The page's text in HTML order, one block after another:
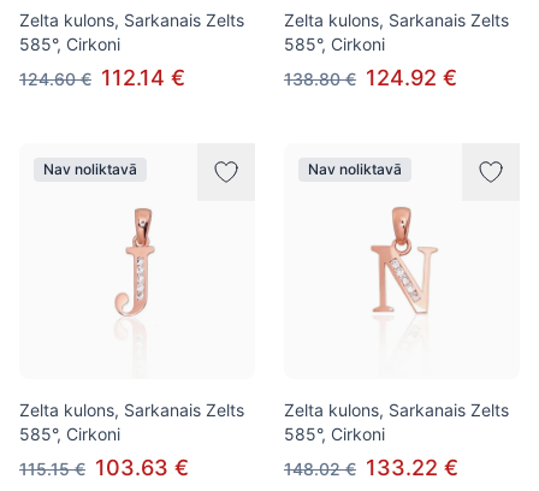
Zelta kulons, Sarkanais Zelts
585°, Cirkoni
124.60 € 112.14 €
Zelta kulons, Sarkanais Zelts
585°, Cirkoni
138.80 € 124.92 €
Nav noliktavā
Zelta kulons, Sarkanais Zelts
585°, Cirkoni
115.15 € 103.63 €
Nav noliktavā
Zelta kulons, Sarkanais Zelts
585°, Cirkoni
148.02 € 133.22 €